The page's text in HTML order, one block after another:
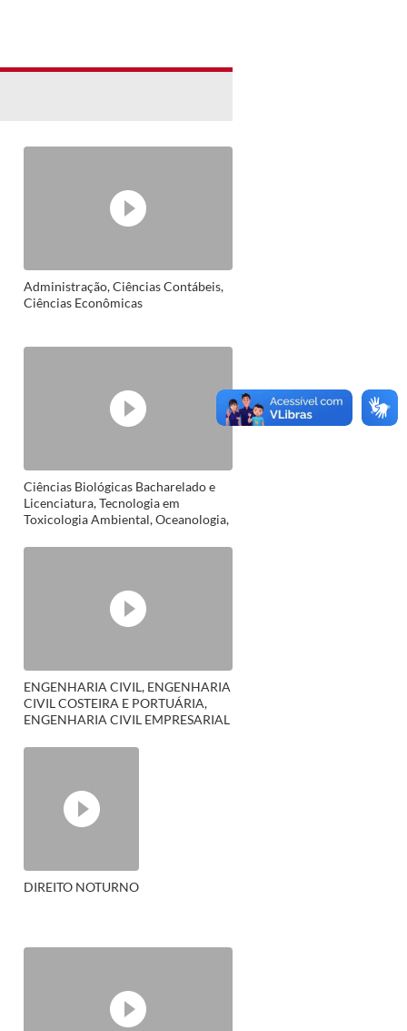
Administração, Ciências Contábeis,
Ciências Econômicas
Ciências Biológicas Bacharelado e
Licenciatura, Tecnologia em
Toxicologia Ambiental, Oceanologia,
ENGENHARIA CIVIL, ENGENHARIA
CIVIL COSTEIRA E PORTUÁRIA,
ENGENHARIA CIVIL EMPRESARIAL
DIREITO NOTURNO